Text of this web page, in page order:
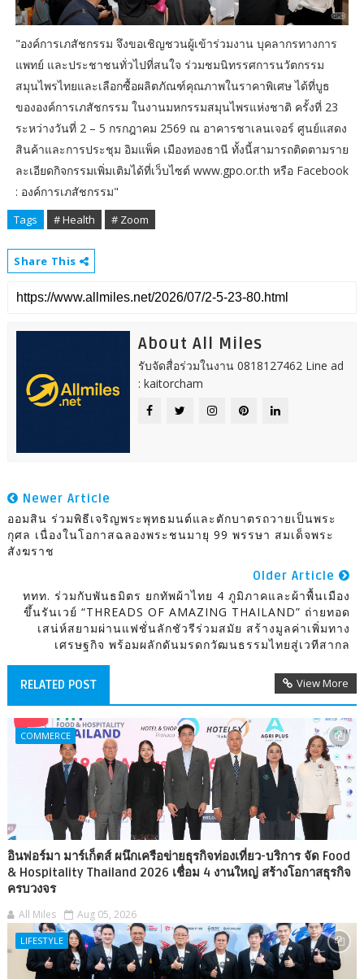
"องค์การเภสัชกรรม จึงขอเชิญชวนผู้เข้าร่วมงาน บุคลากรทางการ
แพทย์ และประชาชนทั่วไปที่สนใจ ร่วมชมนิทรรศการนวัตกรรม
สมุนไพรไทยและเลือกซื้อผลิตภัณฑ์คุณภาพในราคาพิเศษ ได้ที่บูธ
ขององค์การเภสัชกรรม ในงานมหกรรมสมุนไพรแห่งชาติ ครั้งที่ 23
ระหว่างวันที่ 2 – 5 กรกฎาคม 2569 ณ อาคารชาเลนเจอร์ ศูนย์แสดง
สินค้าและการประชุม อิมแพ็ค เมืองทองธานี ทั้งนี้สามารถติดตามราย
ละเอียดกิจกรรมเพิ่มเติมได้ที่เว็บไซต์ www.gpo.or.th หรือ Facebook
: องค์การเภสัชกรรม"
Tags # Health # Zoom
Share This
About All Miles
รับจัดสื่อร่วมในงาน 0818127462 Line ad
: kaitorcham
Newer Article
ออมสิน ร่วมพิธีเจริญพระพุทธมนต์และตักบาตรถวายเป็นพระ
กุศล เนื่องในโอกาสฉลองพระชนมายุ 99 พรรษา สมเด็จพระ
สังฆราช
Older Article
ททท. ร่วมกับพันธมิตร ยกทัพผ้าไทย 4 ภูมิภาคและผ้าพื้นเมือง
ขึ้นรันเวย์ “THREADS OF AMAZING THAILAND” ถ่ายทอด
เสน่ห์สยามผ่านแฟชั่นลักชัวรีร่วมสมัย สร้างมูลค่าเพิ่มทาง
เศรษฐกิจ พร้อมผลักดันมรดกวัฒนธรรมไทยสู่เวทีสากล
RELATED POST View More
COMMERCE
อินฟอร์มา มาร์เก็ตส์ ผนึกเครือข่ายธุรกิจท่องเที่ยว-บริการ จัด Food
& Hospitality Thailand 2026 เชื่อม 4 งานใหญ่ สร้างโอกาสธุรกิจ
ครบวงจร
All Miles Aug 05, 2026
LIFESTYLE